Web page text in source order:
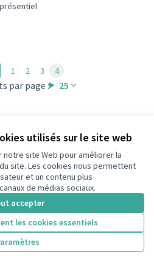
utilisés sur le site web
site Web pour améliorer la
site. Les cookies nous permettent
et un contenu plus
de médias sociaux.
accepter
les cookies essentiels
par page : 25
1 2 3 4
.
Licence
(Lien